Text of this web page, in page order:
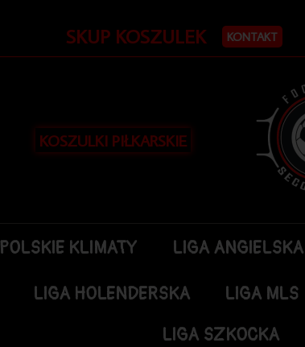
SKUP KOSZULEK KONTAKT
KOSZULKI PIŁKARSKIE
POLSKIE KLIMATY LIGA ANGIELSKA
LIGA HOLENDERSKA LIGA MLS
LIGA SZKOCKA